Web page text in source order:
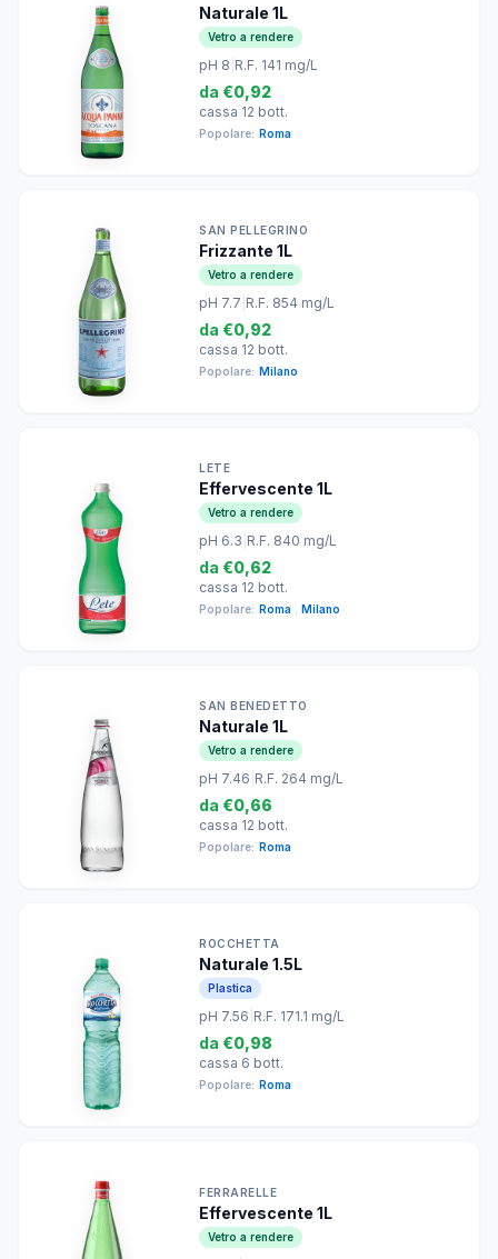
Naturale 1L
Vetro a rendere
pH 8 R.F. 141 mg/L
da €0,92
cassa 12 bott.
Popolare: Roma
SAN PELLEGRINO
Frizzante 1L
Vetro a rendere
pH 7.7 R.F. 854 mg/L
da €0,92
cassa 12 bott.
Popolare: Milano
LETE
Effervescente 1L
Vetro a rendere
pH 6.3 R.F. 840 mg/L
da €0,62
cassa 12 bott.
Popolare: Roma Milano
SAN BENEDETTO
Naturale 1L
Vetro a rendere
pH 7.46 R.F. 264 mg/L
da €0,66
cassa 12 bott.
Popolare: Roma
ROCCHETTA
Naturale 1.5L
Plastica
pH 7.56 R.F. 171.1 mg/L
da €0,98
cassa 6 bott.
Popolare: Roma
FERRARELLE
Effervescente 1L
Vetro a rendere